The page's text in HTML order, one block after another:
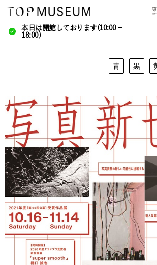
本日は開館しております(10:00－
18:00)
青 黒